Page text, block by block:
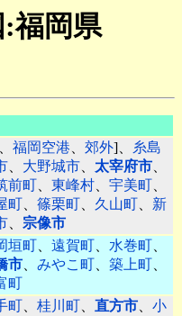
福岡県
、 福岡空港、 郊外]、 糸島
、 大野城市、 太宰府市、
前町、 東峰村、 宇美町、
町、 篠栗町、 久山町、 新
、 宗像市
垣町、 遠賀町、 水巻町、
市、 みやこ町、 築上町、
町
町、 桂川町、 直方市、 小